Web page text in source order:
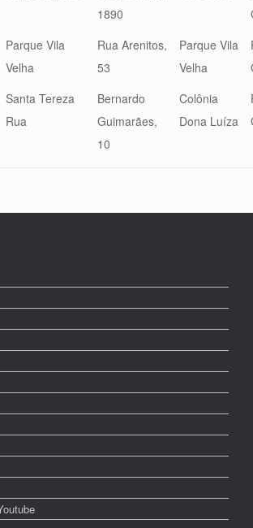
1890
Parque Vila
Velha
Rua Arenitos,
53
Parque Vila
Velha
Santa Tereza
Rua
Bernardo
Guimarães,
10
Colônia
Dona Luíza